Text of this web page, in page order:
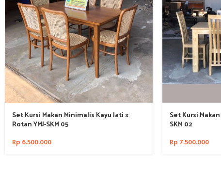
Set Kursi Makan Minimalis Kayu Jati x
Rotan YMJ-SKM 05
Rp 6.500.000
Set Kursi
SKM 02
Rp 7.500.000